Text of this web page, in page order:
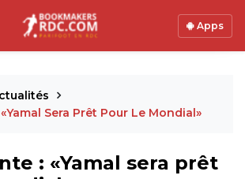
Apps
Sera Prêt Pour Le Mondial»
: «Yamal sera prêt